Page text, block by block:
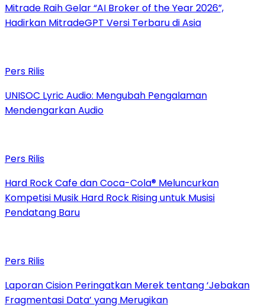
Mitrade Raih Gelar “AI Broker of the Year 2026”,
Hadirkan MitradeGPT Versi Terbaru di Asia
Pers Rilis
UNISOC Lyric Audio: Mengubah Pengalaman
Mendengarkan Audio
Pers Rilis
Hard Rock Cafe dan Coca-Cola® Meluncurkan
Kompetisi Musik Hard Rock Rising untuk Musisi
Pendatang Baru
Pers Rilis
Laporan Cision Peringatkan Merek tentang ‘Jebakan
Fragmentasi Data’ yang Merugikan